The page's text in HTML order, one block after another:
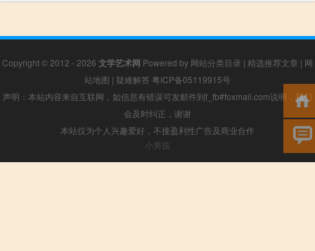
Copyright © 2012 - 2026 文学艺术网 Powered by 网站分类目录 | 精选推荐文章 | 网
站地图 | 疑难解答 粤ICP备05119915号
声明：本站内容来自互联网，如信息有错误可发邮件到f_fb#foxmail.com说明，我们
会及时纠正，谢谢
本站仅为个人兴趣爱好，不接盈利性广告及商业合作
小男孩